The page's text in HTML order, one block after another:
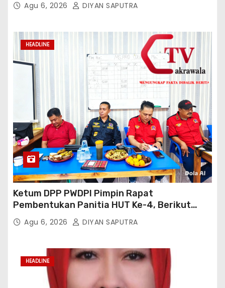
Agu 6, 2026 DIYAN SAPUTRA
HEADLINE
Ketum DPP PWDPI Pimpin Rapat
Pembentukan Panitia HUT Ke-4, Berikut
Susunan Dan Rangkaian Kegiatannya
Agu 6, 2026 DIYAN SAPUTRA
HEADLINE